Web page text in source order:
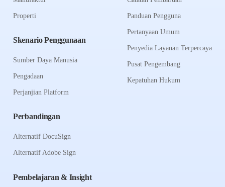
Properti
Skenario Penggunaan
Sumber Daya Manusia
Pengadaan
Perjanjian Platform
Perbandingan
Alternatif DocuSign
Alternatif Adobe Sign
Panduan Pengguna
Pertanyaan Umum
Penyedia Layanan Terpercaya
Pusat Pengembang
Kepatuhan Hukum
Pembelajaran & Insight